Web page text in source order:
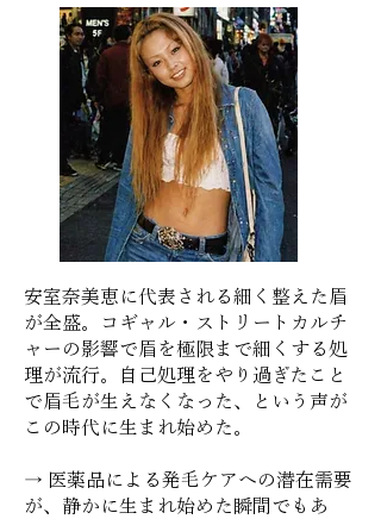
安室奈美恵に代表される細く整えた眉
が全盛。コギャル・ストリートカルチ
ャーの影響で眉を極限まで細くする処
理が流行。自己処理をやり過ぎたこと
で眉毛が生えなくなった、という声が
この時代に生まれ始めた。
→ 医薬品による発毛ケアへの潜在需要
が、静かに生まれ始めた瞬間でもあ